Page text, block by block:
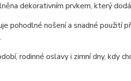
dekorativním prvkem, který
pohodlné nošení a snadné použití
rodinné oslavy i zimní dny, kdy